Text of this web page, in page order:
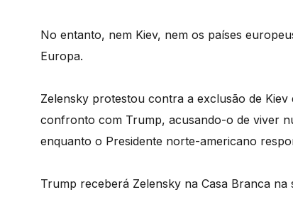
No entanto, nem Kiev, nem os países
Europa.
Zelensky protestou contra a exclusão de
confronto com Trump, acusando-o de viver
enquanto o Presidente norte-americano
Trump receberá Zelensky na Casa Branca